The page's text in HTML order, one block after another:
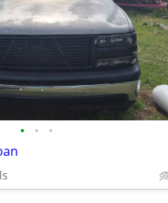
• • •